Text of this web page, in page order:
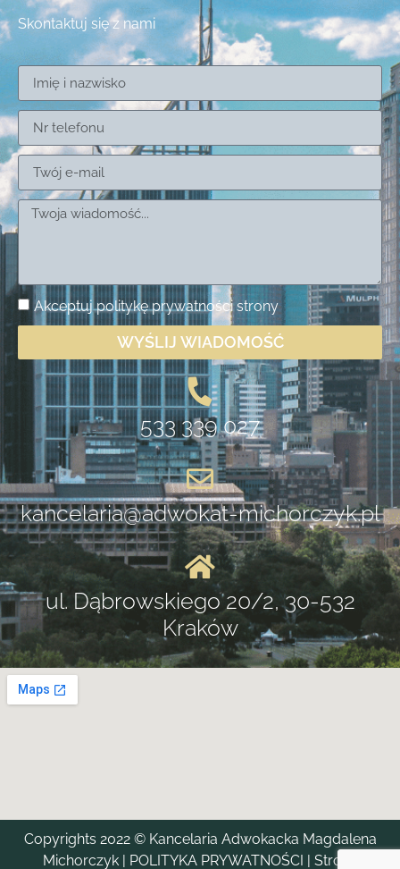
Skontaktuj się z nami
Akceptujpolitykę prywatnościstrony
WYŚLIJ WIADOMOŚĆ
533 339 027
kancelaria@adwokat-michorczyk.pl
ul. Dąbrowskiego 20/2, 30-532
Kraków
Copyrights 2022 © Kancelaria Adwokacka Magdalena
Michorczyk
POLITYKA PRYWATNOŚCI | Strona